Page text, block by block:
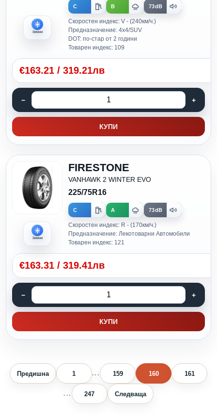
Зимни
C B 73dB
Скоростен индекс: V - (240км/ч.)
Предназначение: 4x4/SUV
DOT: по-стар от 2 години
Товарен индекс: 109
€163.21 / 319.21лв
КУПИ
Зимни
FIRESTONE
VANHAWK 2 WINTER EVO
225/75R16
C A 73dB
Скоростен индекс: R - (170км/ч.)
Предназначение: Лекотоварни Автомобили
Товарен индекс: 121
€163.31 / 319.41лв
КУПИ
Предишна 1 ... 159 160 161
... 247 Следваща